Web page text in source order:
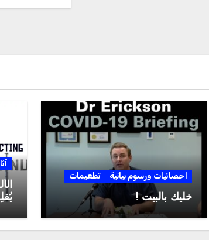
احصائيات ورسوم بيانية تطعيمات
خليك بالبيت !